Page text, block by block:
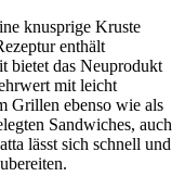
knusprige Kruste
enthält
bietet das Neuprodukt
mit leicht
Grillen ebenso wie als
Sandwiches, auch
lässt sich schnell und